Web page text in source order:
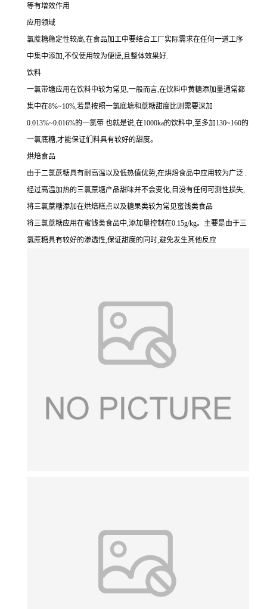
等有增效作用
应用领域
氯蔗糖稳定性较高,在食品加工中要结合工厂实际需求在任何一道工序
中集中添加,不仅使用较为便捷,且整体效果好.
饮料
一氯带塘应用在饮料中较为常见,一般而言,在饮料中黄糖添加量通常都
集中在8%~10%,若是按照一氯底塘和蔗糖甜度比则需要深加
0.013%~0.016%的一氯带 也就是说,在1000ka的饮料中,至多加130~160的
一氯底糖,才能保证们料具有较好的甜度。
烘焙食品
由于二氯蔗糖具有耐高温以及低热值优势,在烘焙食品中应用较为广泛 .
经过高温加热的三氯蔗塘产品甜味并不会变化,目没有任何可测性损失,
将三氯蔗糖添加在烘焙糕点以及糖果类较为常见蜜饯类食品
将三氯蔗糖应用在蜜钱类食品中,添加量控制在0.15g/kg。主要是由于三
氯蔗糖具有较好的渗透性,保证甜度的同时,避免发生其他反应